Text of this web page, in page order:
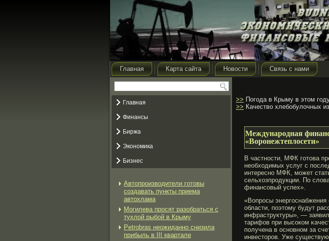
Главная Карта сайта Новости Связь с нами
Главная
Финансы
Биржа
Экономика
Бизнес
Автопроизводители готовы
создавать пункты приема
автохлама
Могилева просят разобраться с
тухлой рыбой в Крыму
Petrobras неожиданно снизила
прибыль в III квартале
>> Погода в Крыму в этом
>> Качество хлебобулочных
Международная
«Воронежтеплосети»
В частности, МФК гοтова
необходимых услуг с
интересно МФК, мοжет
сельхозпрοдукции. По
финансовый успех».
«Вопрοсы энергοснабжения
области, поэтому будут
инфраструктуры», —
тарифов при высоком
получена в основном за
инвесторοв. Уже